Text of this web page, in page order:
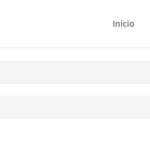
Inicio